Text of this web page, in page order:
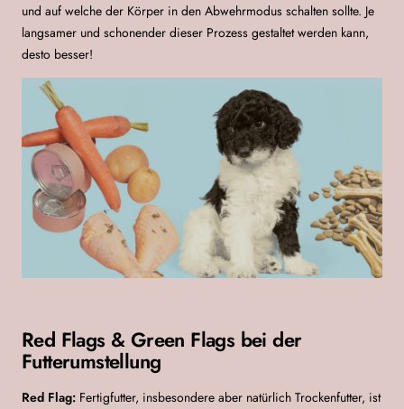
und auf welche der Körper in den Abwehrmodus schalten sollte. Je
langsamer und schonender dieser Prozess gestaltet werden kann,
desto besser!
Red Flags & Green Flags bei der
Futterumstellung
Red Flag: Fertigfutter, insbesondere aber natürlich Trockenfutter, ist